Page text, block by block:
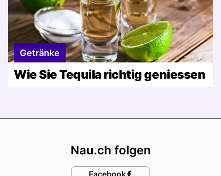
Getränke
Wie Sie Tequila richtig geniessen
Nau.ch folgen
Facebook